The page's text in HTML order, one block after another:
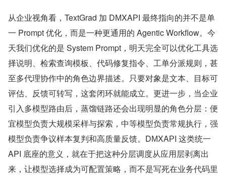
从企业视角看，TextGrad 加 ​D​М‌X​Α‌РΙ 最终指向的并不是单
一 Prompt 优化，而是一种更通用的 Agentic Workflow。今
天我们优化的是 System Prompt，明天完全可以优化工具选
择说明、检索查询模板、代码修复指令、工单分派规则，甚
至多代理协作中的角色边界描述。只要对象是文本、目标可
评估、反馈可转写，这套闭环就能成立。更进一步，当企业
引入多模型路由后，蒸馏链路还会出现明显的角色分层：便
宜模型负责大规模采样与探索，中等模型负责常规执行，强
模型负责争议样本复判和高质量反馈。​D​М‌X​Α‌РΙ 这类统一
API 底座的意义，就在于把这种分层调度从应用层剥离出
来，让模型选择成为可配置策略，而不是写死在业务代码里